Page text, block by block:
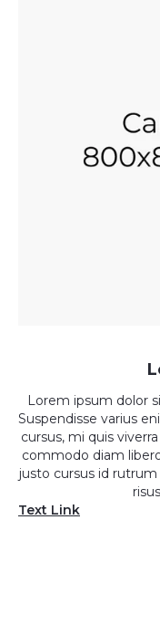
Lorem ipsum dolor
Suspendisse varius
cursus, mi quis
commodo diam
justo cursus id
Text Link